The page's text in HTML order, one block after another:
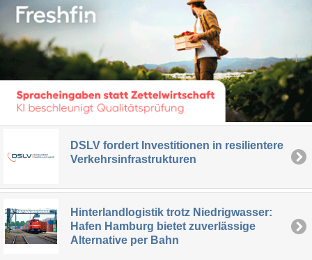
DSLV fordert Investitionen in resilientere
Verkehrsinfrastrukturen
Hinterlandlogistik trotz Niedrigwasser:
Hafen Hamburg bietet zuverlässige
Alternative per Bahn